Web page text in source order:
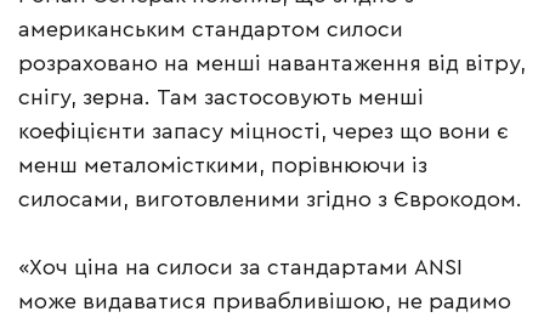
американським стандартом силоси
розраховано на менші навантаження від вітру,
снігу, зерна. Там застосовують менші
коефіцієнти запасу міцності, через що вони є
менш металомісткими, порівнюючи із
силосами, виготовленими згідно з Єврокодом.
«Хоч ціна на силоси за стандартами ANSI
може видаватися привабливішою, не радимо